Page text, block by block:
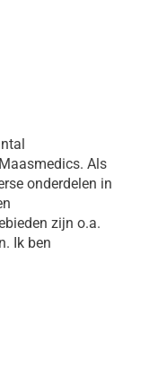
Als
onderdelen in
zijn o.a.
Ik ben